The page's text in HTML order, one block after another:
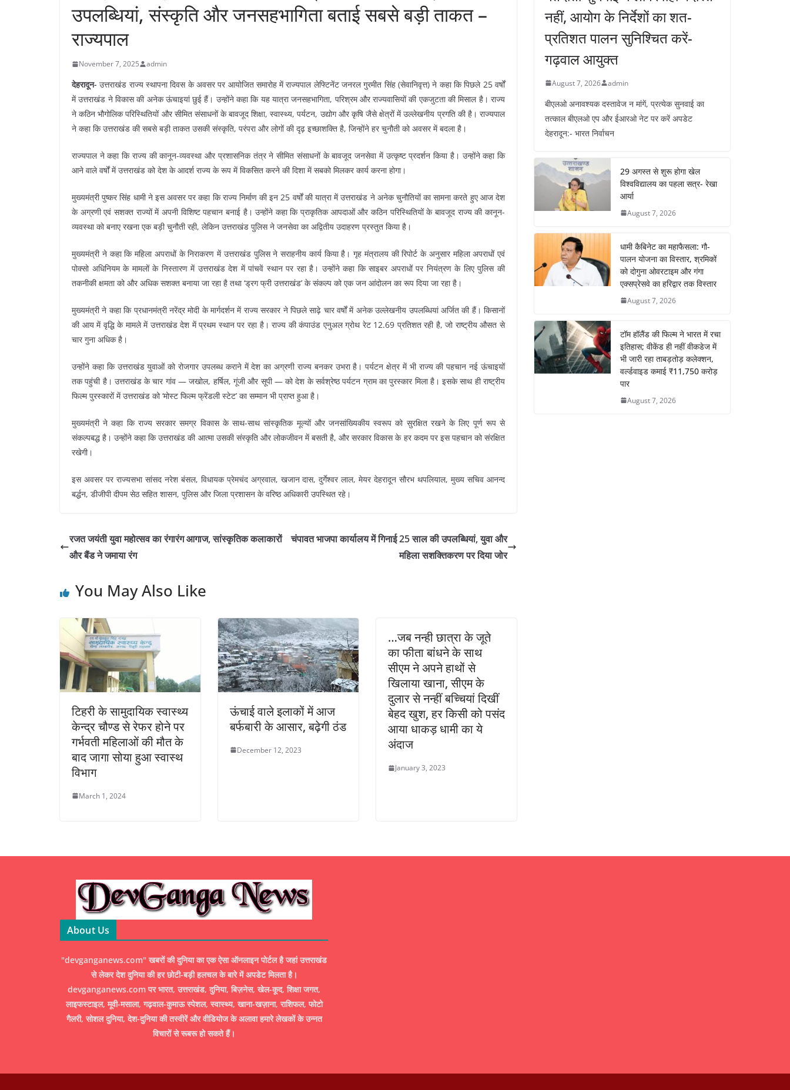
उपलब्धियां, संस्कृति और जनसहभागिता बताई सबसे बड़ी ताकत –
राज्यपाल
November 7, 2025 admin
देहरादून- उत्तराखंड राज्य स्थापना दिवस के अवसर पर आयोजित समारोह में राज्यपाल लेफ्टिनेंट जनरल गुरमीत सिंह (सेवानिवृत्त) ने कहा कि पिछले 25 वर्षों
में उत्तराखंड ने विकास की अनेक ऊंचाइयां छुई हैं। उन्होंने कहा कि यह यात्रा जनसहभागिता, परिश्रम और राज्यवासियों की एकजुटता की मिसाल है। राज्य
ने कठिन भौगोलिक परिस्थितियों और सीमित संसाधनों के बावजूद शिक्षा, स्वास्थ्य, पर्यटन, उद्योग और कृषि जैसे क्षेत्रों में उल्लेखनीय प्रगति की है। राज्यपाल
ने कहा कि उत्तराखंड की सबसे बड़ी ताकत उसकी संस्कृति, परंपरा और लोगों की दृढ़ इच्छाशक्ति है, जिन्होंने हर चुनौती को अवसर में बदला है।
राज्यपाल ने कहा कि राज्य की कानून-व्यवस्था और प्रशासनिक तंत्र ने सीमित संसाधनों के बावजूद जनसेवा में उत्कृष्ट प्रदर्शन किया है। उन्होंने कहा कि
आने वाले वर्षों में उत्तराखंड को देश के आदर्श राज्य के रूप में विकसित करने की दिशा में सबको मिलकर कार्य करना होगा।
मुख्यमंत्री पुष्कर सिंह धामी ने इस अवसर पर कहा कि राज्य निर्माण की इन 25 वर्षों की यात्रा में उत्तराखंड ने अनेक चुनौतियों का सामना करते हुए आज देश
के अग्रणी एवं सशक्त राज्यों में अपनी विशिष्ट पहचान बनाई है। उन्होंने कहा कि प्राकृतिक आपदाओं और कठिन परिस्थितियों के बावजूद राज्य की कानून-
व्यवस्था को बनाए रखना एक बड़ी चुनौती रही, लेकिन उत्तराखंड पुलिस ने जनसेवा का अद्वितीय उदाहरण प्रस्तुत किया है।
मुख्यमंत्री ने कहा कि महिला अपराधों के निराकरण में उत्तराखंड पुलिस ने सराहनीय कार्य किया है। गृह मंत्रालय की रिपोर्ट के अनुसार महिला अपराधों एवं
पोक्सो अधिनियम के मामलों के निस्तारण में उत्तराखंड देश में पांचवें स्थान पर रहा है। उन्होंने कहा कि साइबर अपराधों पर नियंत्रण के लिए पुलिस की
तकनीकी क्षमता को और अधिक सशक्त बनाया जा रहा है तथा ‘ड्रग फ्री उत्तराखंड’ के संकल्प को एक जन आंदोलन का रूप दिया जा रहा है।
मुख्यमंत्री ने कहा कि प्रधानमंत्री नरेंद्र मोदी के मार्गदर्शन में राज्य सरकार ने पिछले साढ़े चार वर्षों में अनेक उल्लेखनीय उपलब्धियां अर्जित की हैं। किसानों
की आय में वृद्धि के मामले में उत्तराखंड देश में प्रथम स्थान पर रहा है। राज्य की कंपाउंड एनुअल ग्रोथ रेट 12.69 प्रतिशत रही है, जो राष्ट्रीय औसत से
चार गुना अधिक है।
उन्होंने कहा कि उत्तराखंड युवाओं को रोजगार उपलब्ध कराने में देश का अग्रणी राज्य बनकर उभरा है। पर्यटन क्षेत्र में भी राज्य की पहचान नई ऊंचाइयों
तक पहुंची है। उत्तराखंड के चार गांव — जखोल, हर्षिल, गूंजी और सूपी — को देश के सर्वश्रेष्ठ पर्यटन ग्राम का पुरस्कार मिला है। इसके साथ ही राष्ट्रीय
फिल्म पुरस्कारों में उत्तराखंड को ‘मोस्ट फिल्म फ्रेंडली स्टेट’ का सम्मान भी प्राप्त हुआ है।
मुख्यमंत्री ने कहा कि राज्य सरकार समग्र विकास के साथ-साथ सांस्कृतिक मूल्यों और जनसांख्यिकीय स्वरूप को सुरक्षित रखने के लिए पूर्ण रूप से
संकल्पबद्ध है। उन्होंने कहा कि उत्तराखंड की आत्मा उसकी संस्कृति और लोकजीवन में बसती है, और सरकार विकास के हर कदम पर इस पहचान को संरक्षित
रखेगी।
इस अवसर पर राज्यसभा सांसद नरेश बंसल, विधायक प्रेमचंद अग्रवाल, खजान दास, दुर्गेश्वर लाल, मेयर देहरादून सौरभ थपलियाल, मुख्य सचिव आनन्द
बर्द्धन, डीजीपी दीपम सेठ सहित शासन, पुलिस और जिला प्रशासन के वरिष्ठ अधिकारी उपस्थित रहे।
रजत जयंती युवा महोत्सव का रंगारंग आगाज, सांस्कृतिक कलाकारों
और बैंड ने जमाया रंग
चंपावत भाजपा कार्यालय में गिनाई 25 साल की उपलब्धियां, युवा और
महिला सशक्तिकरण पर दिया जोर
You May Also Like
टिहरी के सामुदायिक स्वास्थ्य
केन्द्र चौण्ड से रेफर होने पर
गर्भवती महिलाओं की मौत के
बाद जागा सोया हुआ स्वास्थ
विभाग
March 1, 2024
ऊंचाई वाले इलाकों में आज
बर्फबारी के आसार, बढ़ेगी ठंड
December 12, 2023
…जब नन्ही छात्रा के जूते
का फीता बांधने के साथ
सीएम ने अपने हाथों से
खिलाया खाना, सीएम के
दुलार से नन्हीं बच्चियां दिखीं
बेहद खुश, हर किसी को पसंद
आया धाकड़ धामी का ये
अंदाज
January 3, 2023
नहीं, आयोग के निर्देशों का शत-
प्रतिशत पालन सुनिश्चित करें-
गढ़वाल आयुक्त
August 7, 2026 admin
बीएलओ अनावश्यक दस्तावेज न मांगें, प्रत्येक सुनवाई का
तत्काल बीएलओ एप और ईआरओ नेट पर करें अपडेट
देहरादून:- भारत निर्वाचन
29 अगस्त से शुरू होगा खेल
विश्वविद्यालय का पहला सत्र- रेखा
आर्या
August 7, 2026
धामी कैबिनेट का महाफैसला: गौ-
पालन योजना का विस्तार, श्रमिकों
को दोगुना ओवरटाइम और गंगा
एक्सप्रेसवे का हरिद्वार तक विस्तार
August 7, 2026
टॉम हॉलैंड की फिल्म ने भारत में रचा
इतिहास; वीकेंड ही नहीं वीकडेज में
भी जारी रहा ताबड़तोड़ कलेक्शन,
वर्ल्डवाइड कमाई ₹11,750 करोड़
पार
August 7, 2026
About Us
"devganganews.com" खबरों की दुनिया का एक ऐसा ऑनलाइन पोर्टल है जहां उत्तराखंड
से लेकर देश दुनिया की हर छोटी-बड़ी हलचल के बारे में अपडेट मिलता है।
devganganews.com पर भारत, उत्तराखंड, दुनिया, बिज़नेस, खेल-कूद, शिक्षा जगत,
लाइफस्टाइल, मूवी-मसाला, गढ़वाल-कुमाऊ स्पेशल, स्वास्थ्य, खाना-खज़ाना, राशिफल, फोटो
गैलरी, सोशल दुनिया, देश-दुनिया की तस्वीरें और वीडियोज के अलावा हमारे लेखकों के उन्नत
विचारों से रूबरू हो सकते हैं।